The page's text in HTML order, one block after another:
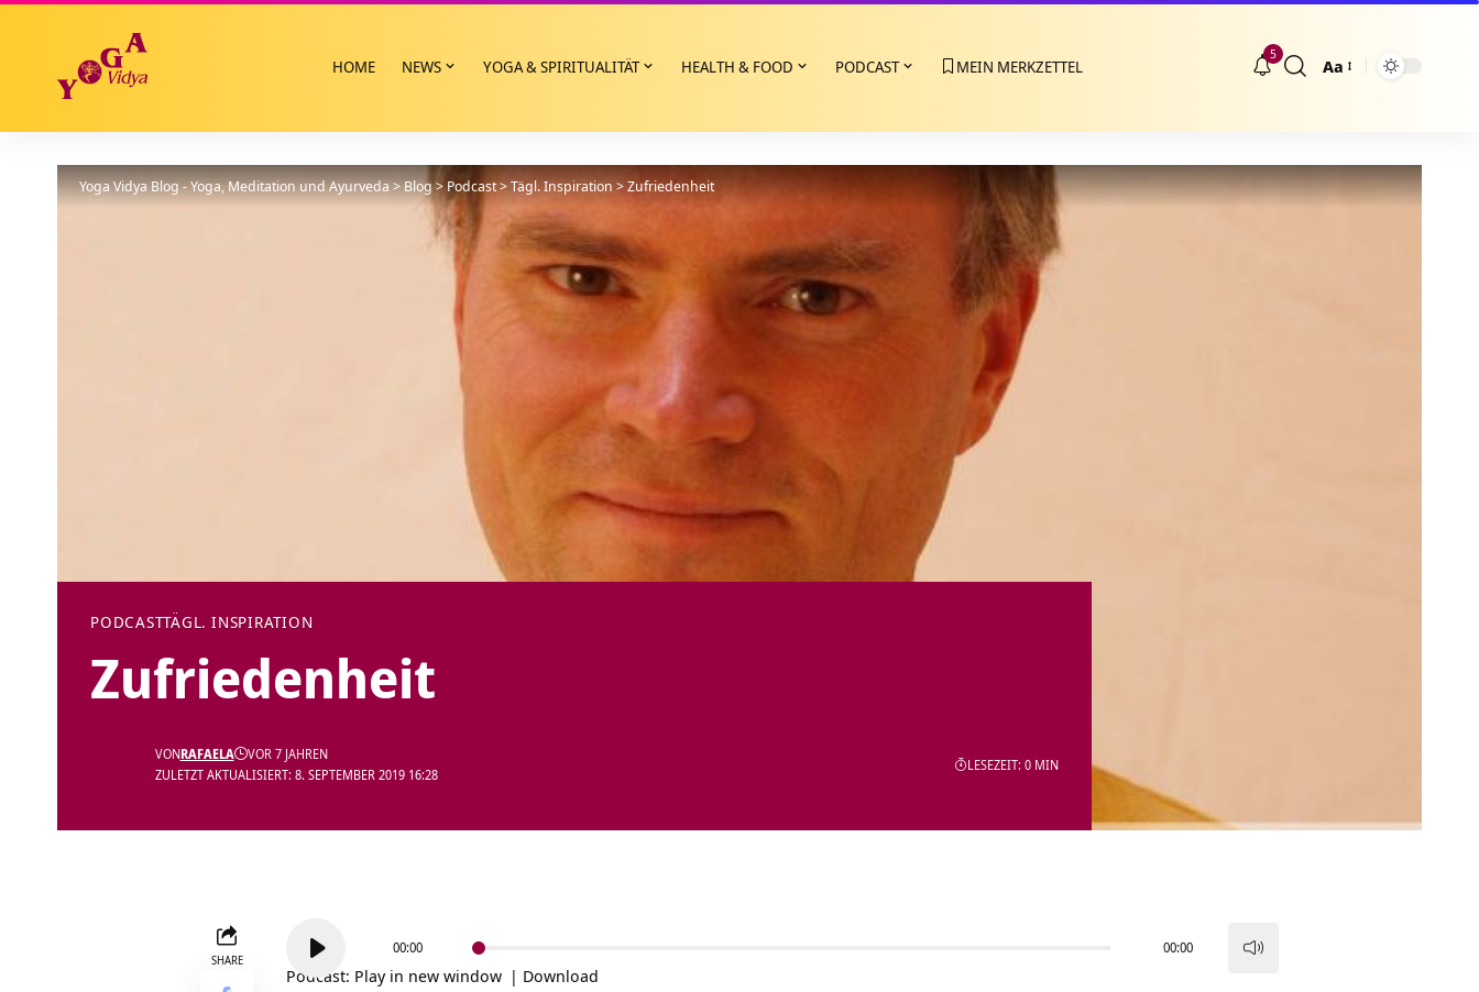
HOME NEWS YOGA & SPIRITUALITÄT HEALTH & FOOD PODCAST MEIN MERKZETTEL
5
Größenänderung
Aa
Yoga Vidya Blog - Yoga, Meditation und Ayurveda>Blog>Podcast>Tägl. Inspiration>Zufriedenheit
PODCASTTÄGL. INSPIRATION
Zufriedenheit
ZULETZT AKTUALISIERT: 8. SEPTEMBER 2019 16:28
VONRAFAELA VOR 7 JAHREN
LESEZEIT: 0 MIN
SHARE
Player
00:00 00:00
Podcast: Play in new window | Download